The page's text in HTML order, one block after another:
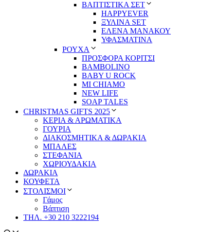
ΒΑΠΤΙΣΤΙΚΑ ΣΕΤ
HAPPYEVER
ΞΥΛΙΝΑ SET
ΕΛΕΝΑ ΜΑΝΑΚΟΥ
ΥΦΑΣΜΑΤΙΝΑ
ΡΟΥΧΑ
ΠΡΟΣΦΟΡΑ ΚΟΡΙΤΣΙ
BAMBOLINO
BABY U ROCK
MI CHIAMO
NEW LIFE
SOAP TALES
CHRISTMAS GIFTS 2025
ΚΕΡΙΑ & ΑΡΩΜΑΤΙΚΑ
ΓΟΥΡΙΑ
ΔΙΑΚΟΣΜΗΤΙΚΑ & ΔΩΡΑΚΙΑ
ΜΠΑΛΕΣ
ΣΤΕΦΑΝΙΑ
ΧΩΡΙΟΥΔΑΚΙΑ
ΔΩΡΑΚΙΑ
ΚΟΥΦΕΤΑ
ΣΤΟΛΙΣΜΟΙ
Γάμος
Βάπτιση
ΤΗΛ. +30 210 3222194